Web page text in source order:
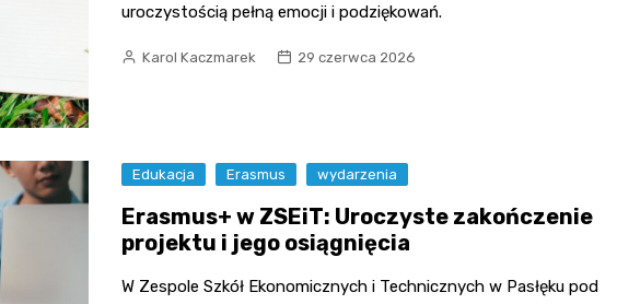
uroczystością pełną emocji i podziękowań.
Karol Kaczmarek 29 czerwca 2026
Edukacja Erasmus wydarzenia
Erasmus+ w ZSEiT: Uroczyste zakończenie
projektu i jego osiągnięcia
W Zespole Szkół Ekonomicznych i Technicznych w Pasłęku pod